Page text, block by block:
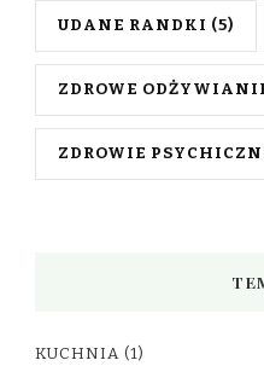
UDANE RANDKI (5)
ZDROWE
ZDROWIE
KUCHNIA (1)